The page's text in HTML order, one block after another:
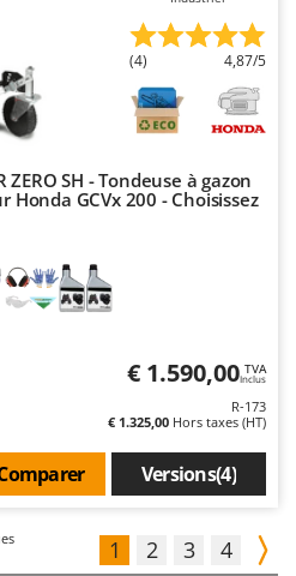
(4) 4,87/5
SH - Tondeuse à gazon
GCVx 200 - Choisissez
€ 1.590,00 TVA
Inclus
R-173
€ 1.325,00 Hors taxes (HT)
Versions(4)
1 2 3 4